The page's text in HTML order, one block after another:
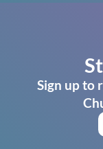
Sign up to